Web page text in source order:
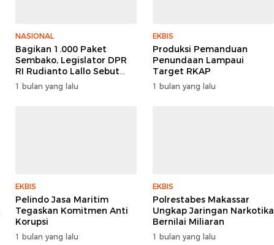
NASIONAL
Bagikan 1.000 Paket
Sembako, Legislator DPR
RI Rudianto Lallo Sebut
Kepercayaan Publik Ke
Polri Meningkat
1 bulan yang lalu
EKBIS
Produksi Pemanduan
Penundaan Lampaui
Target RKAP
1 bulan yang lalu
EKBIS
Pelindo Jasa Maritim
Tegaskan Komitmen Anti
Korupsi
1 bulan yang lalu
EKBIS
Polrestabes Makassar
Ungkap Jaringan Narkotika
Bernilai Miliaran
1 bulan yang lalu